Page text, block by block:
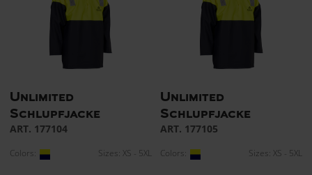
Unlimited
Schlupfjacke
ART. 177104
Colors: Sizes: XS - 5XL
Unlimited
Schlupfjacke
ART. 177105
Colors: Sizes: XS - 5XL